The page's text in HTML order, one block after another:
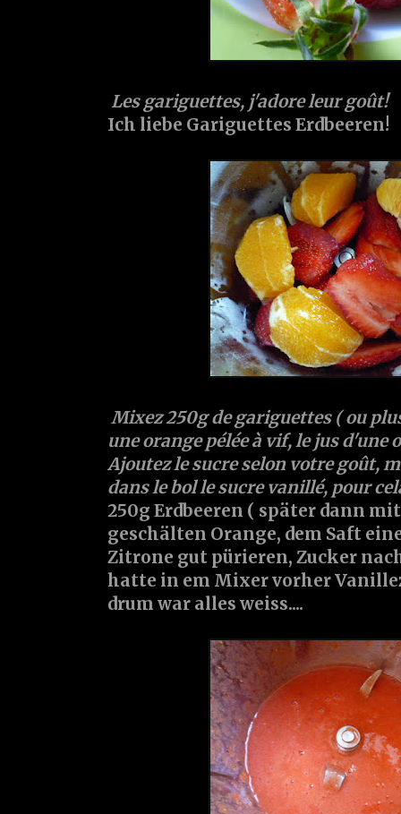
Les gariguettes, j'adore leur goût!
Ich liebe Gariguettes Erdbeeren!
Mixez 250g de gariguettes ( ou
une orange pélée à vif, le jus d'une
Ajoutez le sucre selon votre goût,
dans le bol le sucre vanillé, pour
250g Erdbeeren ( später dann
geschälten Orange, dem Saft
Zitrone gut pürieren, Zucker
hatte in em Mixer vorher
drum war alles weiss....